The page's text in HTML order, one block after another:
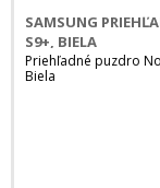
SAMSUNG
S9+, BIELA
Priehľadné puzdro
Biela